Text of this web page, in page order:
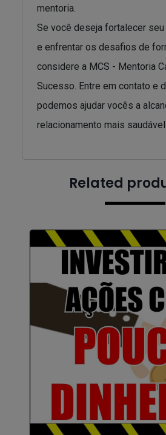
mentoria.
Se você deseja fortalecer
e enfrentar os desafios de
considere a MCS - Mentoria
Sucesso. Entre em contato e
podemos ajudar vocês a
relacionamento mais
Related